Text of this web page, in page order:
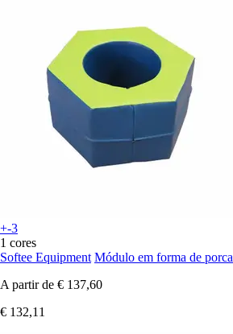
+-3
1 cores
Softee Equipment Módulo em forma de porca
A partir de € 137,60
€ 132,11